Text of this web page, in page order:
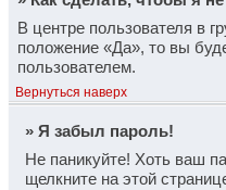
В центре пользователя в
положение «Да», то вы
пользователем.
Вернуться наверх
» Я забыл пароль!
Не паникуйте! Хоть ваш
щелкните на этой